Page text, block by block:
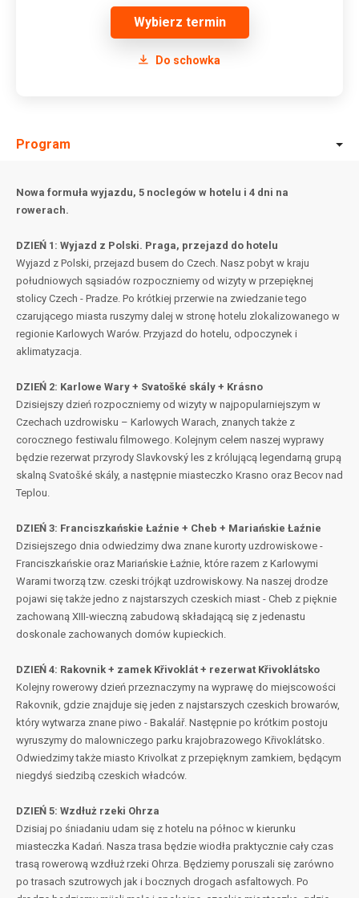
Wybierz termin
Do schowka
Program
Nowa formuła wyjazdu, 5 noclegów w hotelu i 4 dni na
rowerach.
DZIEŃ 1: Wyjazd z Polski. Praga, przejazd do hotelu
Wyjazd z Polski, przejazd busem do Czech. Nasz pobyt w kraju
południowych sąsiadów rozpoczniemy od wizyty w przepięknej
stolicy Czech - Pradze. Po krótkiej przerwie na zwiedzanie tego
czarującego miasta ruszymy dalej w stronę hotelu zlokalizowanego w
regionie Karlowych Warów. Przyjazd do hotelu, odpoczynek i
aklimatyzacja.
DZIEŃ 2: Karlowe Wary + Svatošké skály + Krásno
Dzisiejszy dzień rozpoczniemy od wizyty w najpopularniejszym w
Czechach uzdrowisku – Karlowych Warach, znanych także z
corocznego festiwalu filmowego. Kolejnym celem naszej wyprawy
będzie rezerwat przyrody Slavkovský les z królującą legendarną grupą
skalną Svatošké skály, a następnie miasteczko Krasno oraz Becov nad
Teplou.
DZIEŃ 3: Franciszkańskie Łaźnie + Cheb + Mariańskie Łaźnie
Dzisiejszego dnia odwiedzimy dwa znane kurorty uzdrowiskowe -
Franciszkańskie oraz Mariańskie Łaźnie, które razem z Karlowymi
Warami tworzą tzw. czeski trójkąt uzdrowiskowy. Na naszej drodze
pojawi się także jedno z najstarszych czeskich miast - Cheb z pięknie
zachowaną XIII-wieczną zabudową składającą się z jedenastu
doskonale zachowanych domów kupieckich.
DZIEŃ 4: Rakovnik + zamek Křivoklát + rezerwat Křivoklátsko
Kolejny rowerowy dzień przeznaczymy na wyprawę do miejscowości
Rakovnik, gdzie znajduje się jeden z najstarszych czeskich browarów,
który wytwarza znane piwo - Bakalář. Następnie po krótkim postoju
wyruszymy do malowniczego parku krajobrazowego Křivoklátsko.
Odwiedzimy także miasto Krivolkat z przepięknym zamkiem, będącym
niegdyś siedzibą czeskich władców.
DZIEŃ 5: Wzdłuż rzeki Ohrza
Dzisiaj po śniadaniu udam się z hotelu na północ w kierunku
miasteczka Kadań. Nasza trasa będzie wiodła praktycznie cały czas
trasą rowerową wzdłuż rzeki Ohrza. Będziemy poruszali się zarówno
po trasach szutrowych jak i bocznych drogach asfaltowych. Po